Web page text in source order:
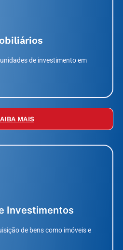
de investimento em
MAIS
Investimentos
de bens como imóveis e